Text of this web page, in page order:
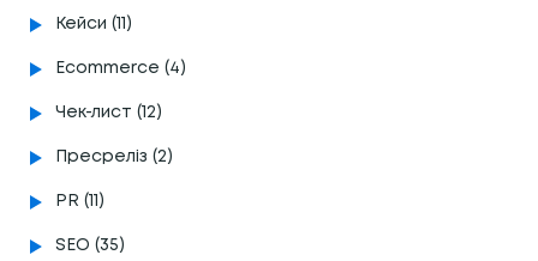
Кейси (11)
Ecommerce (4)
Чек-лист (12)
Пресреліз (2)
PR (11)
SEO (35)